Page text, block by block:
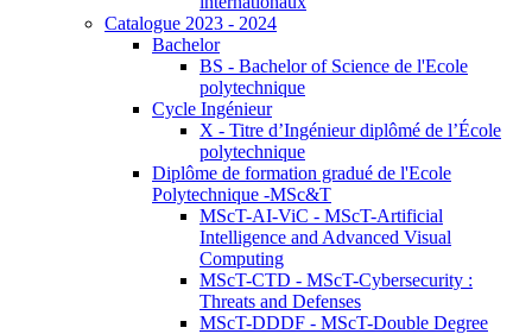
Catalogue 2023 - 2024
Bachelor
BS - Bachelor of Science de l'Ecole
polytechnique
Cycle Ingénieur
X - Titre d’Ingénieur diplômé de l’École
polytechnique
Diplôme de formation gradué de l'Ecole
Polytechnique -MSc&T
MScT-AI-ViC - MScT-Artificial
Intelligence and Advanced Visual
Computing
MScT-CTD - MScT-Cybersecurity :
Threats and Defenses
MScT-DDDF - MScT-Double Degree